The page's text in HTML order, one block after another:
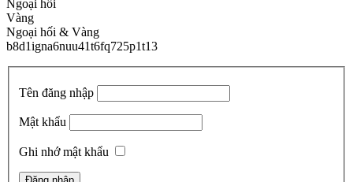
Ngoại hối
Vàng
Ngoại hối & Vàng
b8d1igna6nuu41t6fq725p1t13
Tên đăng nhập
Mật khẩu
Ghi nhớ mật khẩu